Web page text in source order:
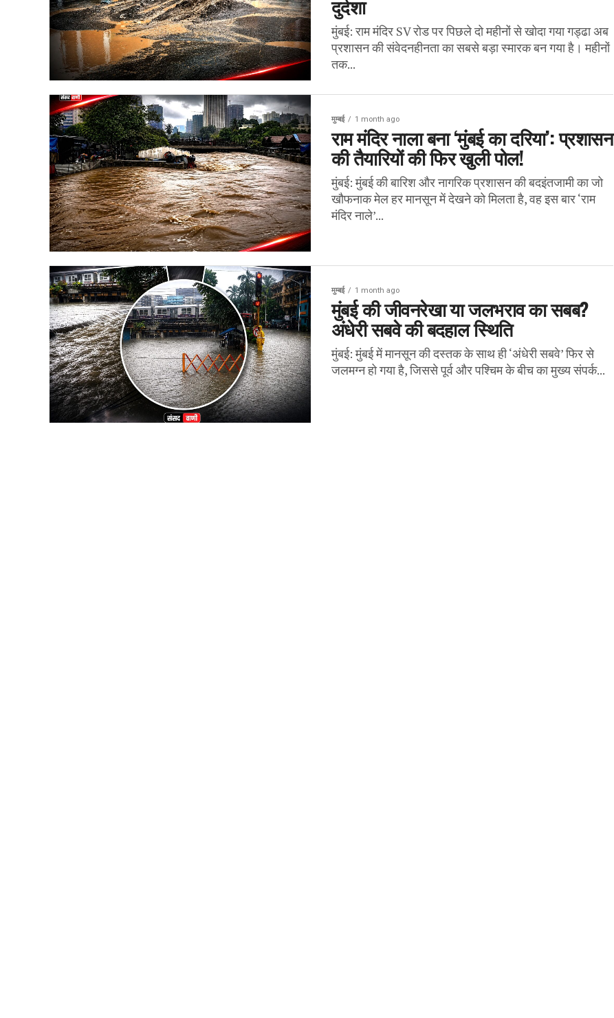
दुर्दशा
मुंबई: राम मंदिर SV रोड पर पिछले दो महीनों से खोदा गया गड्ढा अब
प्रशासन की संवेदनहीनता का सबसे बड़ा स्मारक बन गया है। महीनों
तक...
मुम्बई 1 month ago
राम मंदिर नाला बना ‘मुंबई का दरिया’: प्रशासन
की तैयारियों की फिर खुली पोल!
मुंबई: मुंबई की बारिश और नागरिक प्रशासन की बदइंतजामी का जो
खौफनाक मेल हर मानसून में देखने को मिलता है, वह इस बार ‘राम
मंदिर नाले’...
मुम्बई 1 month ago
मुंबई की जीवनरेखा या जलभराव का सबब?
अंधेरी सबवे की बदहाल स्थिति
मुंबई: मुंबई में मानसून की दस्तक के साथ ही ‘अंधेरी सबवे’ फिर से
जलमग्न हो गया है, जिससे पूर्व और पश्चिम के बीच का मुख्य संपर्क...